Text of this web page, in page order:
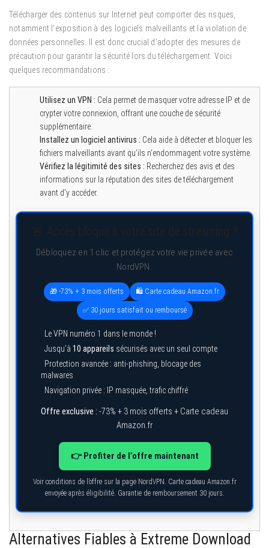
Télécharger des contenus sur Internet peut comporter des risques,
notamment l’exposition à des logiciels malveillants et la violation de
données personnelles. Il est donc crucial d’adopter des mesures de
précaution pour garantir la sécurité lors du téléchargement. Voici
quelques recommandations :
Utilisez un VPN : Cela permet de masquer votre adresse IP et de
crypter votre connexion, offrant une couche de sécurité
supplémentaire.
Installez un logiciel antivirus : Cela aide à détecter et bloquer les
fichiers malveillants avant qu’ils n’endommagent votre système.
Vérifiez la légitimité des sites : Recherchez des avis et des
informations sur la réputation des sites de téléchargement
avant d’y accéder.
Débloquez en 1 clic et protégez votre vie privée avec
NordVPN.
🎁 -73% + 3 mois offerts 🛍️ Carte cadeau Amazon.fr
✅ 30 jours satisfait ou remboursé
Le VPN numéro 1 dans le monde !
Jusqu’à 10 appareils sécurisés avec un seul compte
Protection avancée : anti-phishing, blocage des
malwares
Navigation privée : IP masquée, trafic chiffré
Offre exclusive : -73% + 3 mois offerts + Carte cadeau
Amazon.fr
👉 Profiter de l’offre maintenant
Voir conditions de l’offre sur la page NordVPN. Carte cadeau Amazon.fr
envoyée après éligibilité. Garantie de remboursement 30 jours.
Alternatives Fiables à Extreme Download